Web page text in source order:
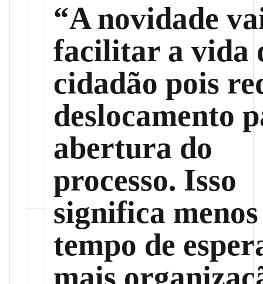
“A novidade
facilitar a vida
cidadão pois
deslocamento
abertura do
processo. Isso
significa menos
tempo de
mais